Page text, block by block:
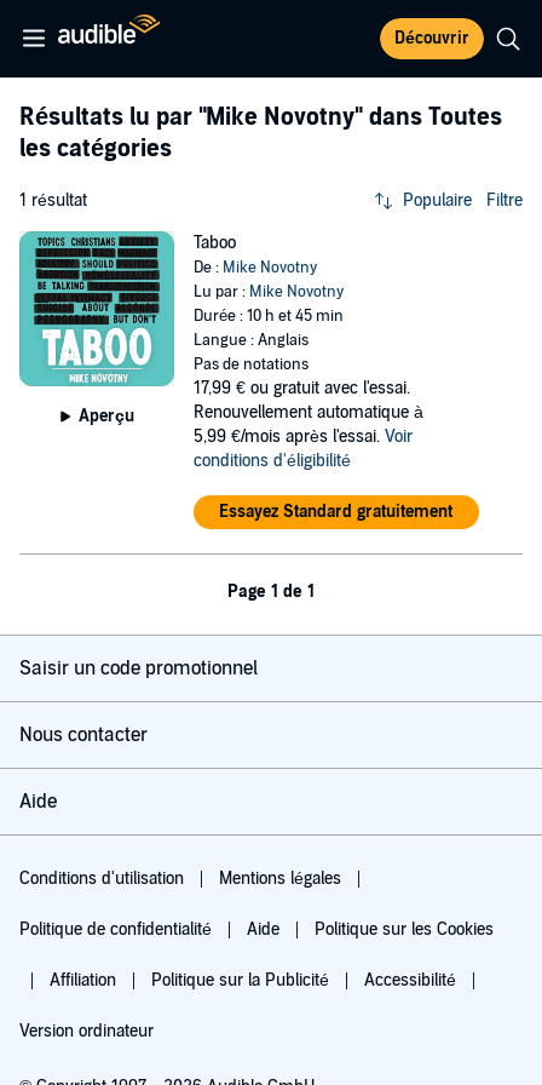
Découvrir
Résultats lu par "Mike Novotny" dans Toutes
les catégories
1 résultat Populaire Filtre
Aperçu
Taboo
De : Mike Novotny
Lu par : Mike Novotny
Durée : 10 h et 45 min
Langue : Anglais
Pas de notations
17,99 € ou gratuit avec l'essai.
Renouvellement automatique à
5,99 €/mois après l'essai. Voir
conditions d'éligibilité
Essayez Standard gratuitement
Page 1 de 1
Saisir un code promotionnel
Nous contacter
Aide
Conditions d'utilisation Mentions légales
Politique de confidentialité Aide Politique sur les Cookies
Affiliation Politique sur la Publicité Accessibilité
Version ordinateur